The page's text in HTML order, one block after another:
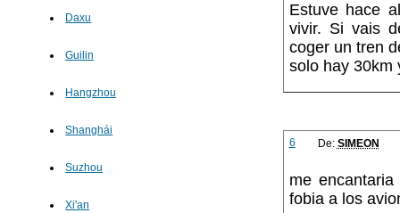
Daxu
Guilin
Hangzhou
Shanghái
Suzhou
Xi'an
Estuve hace
vivir. Si vais
coger un tren
solo hay 30km
6 De: SIMEON
me
fobia a los